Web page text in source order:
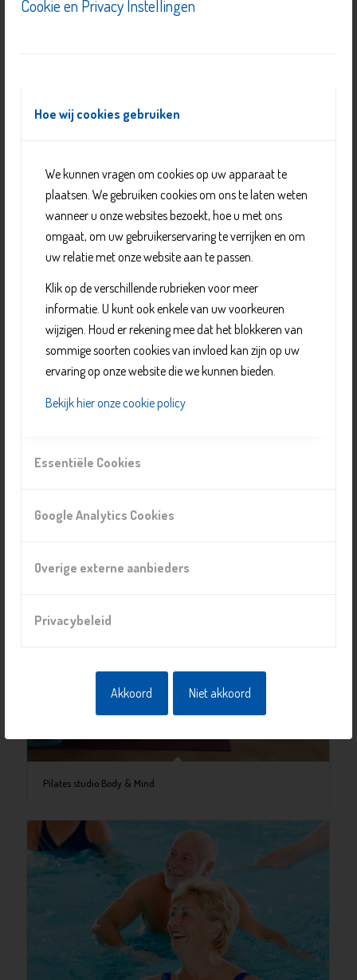
Cookie en Privacy Instellingen
Hoe wij cookies gebruiken
We kunnen vragen om cookies op uw apparaat te
plaatsen. We gebruiken cookies om ons te laten weten
wanneer u onze websites bezoekt, hoe u met ons
omgaat, om uw gebruikerservaring te verrijken en om
uw relatie met onze website aan te passen.
Klik op de verschillende rubrieken voor meer
informatie. U kunt ook enkele van uw voorkeuren
wijzigen. Houd er rekening mee dat het blokkeren van
sommige soorten cookies van invloed kan zijn op uw
ervaring op onze website die we kunnen bieden.
Bekijk hier onze cookie policy
Essentiële Cookies
Google Analytics Cookies
Overige externe aanbieders
Privacybeleid
Akkoord Niet akkoord
Biljart in kantine SV Wippolder
Pilates studio Body & Mind